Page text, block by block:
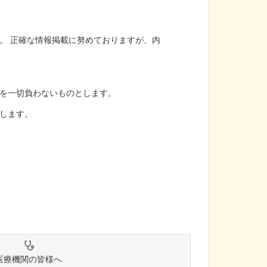
正確な情報掲載に努めておりますが、内
一切負わないものとします。
ます。
療機関の皆様へ